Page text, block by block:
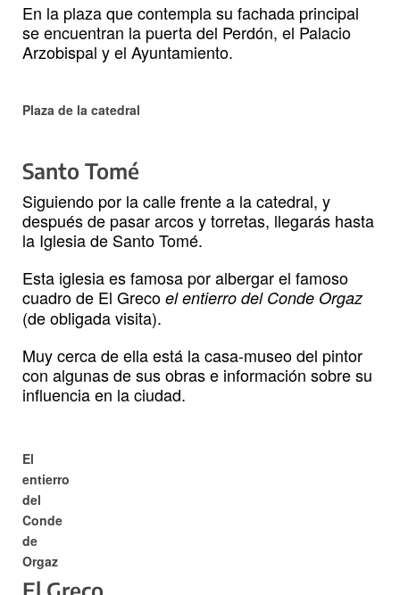
En la plaza que contempla su fachada principal
se encuentran la puerta del Perdón, el Palacio
Arzobispal y el Ayuntamiento.
Plaza de la catedral
Santo Tomé
Siguiendo por la calle frente a la catedral, y
después de pasar arcos y torretas, llegarás hasta
la Iglesia de Santo Tomé.
Esta iglesia es famosa por albergar el famoso
cuadro de El Greco el entierro del Conde Orgaz
(de obligada visita).
Muy cerca de ella está la casa-museo del pintor
con algunas de sus obras e información sobre su
influencia en la ciudad.
El
entierro
del
Conde
de
Orgaz